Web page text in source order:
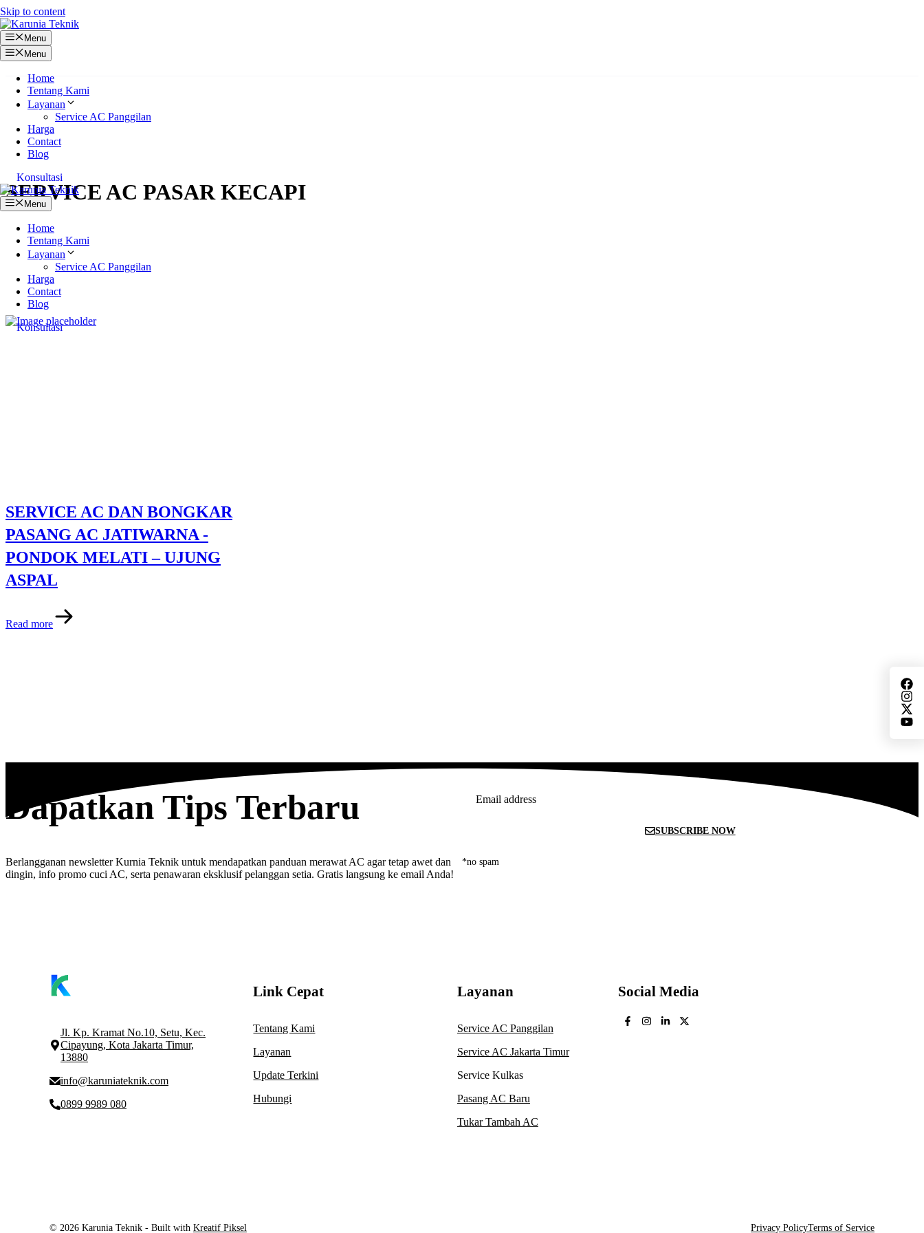
Skip to content
Menu
Menu
Home
Tentang Kami
Layanan
Service AC Panggilan
Harga
Contact
Blog
Konsultasi
Menu
Home
Tentang Kami
Layanan
Service AC Panggilan
Harga
Contact
Blog
Konsultasi
SERVICE AC PASAR KECAPI
SERVICE AC DAN BONGKAR
PASANG AC JATIWARNA -
PONDOK MELATI – UJUNG
ASPAL
Read more
Dapatkan Tips Terbaru
Berlangganan newsletter Kurnia Teknik untuk mendapatkan panduan merawat AC agar tetap awet dan
dingin, info promo cuci AC, serta penawaran eksklusif pelanggan setia. Gratis langsung ke email Anda!
Email address
SUBSCRIBE NOW
*no spam
Jl. Kp. Kramat No.10, Setu, Kec.
Cipayung, Kota Jakarta Timur,
13880
info@karuniateknik.com
0899 9989 080
Link Cepat
Tentang Kami
Layanan
Update Terkini
Hubungi
Layanan
Service AC Panggilan
Service AC Jakarta Timur
Service Kulkas
Pasang AC Baru
Tukar Tambah AC
Social Media
© 2026 Karunia Teknik - Built with Kreatif Piksel Privacy PolicyTerms of Service